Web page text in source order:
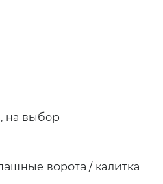
на выбор
ворота / калитка